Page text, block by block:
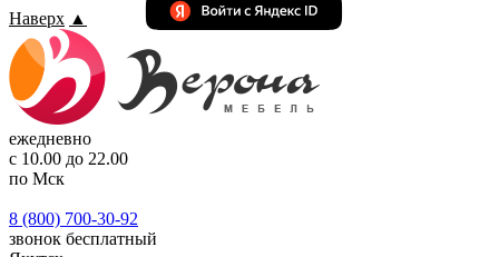
Наверх ▲
ежедневно
с 10.00 до 22.00
по Мск
8 (800) 700-30-92
звонок бесплатный